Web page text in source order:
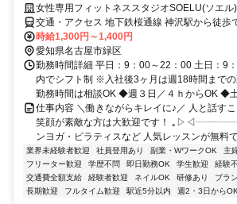
女性専用フィットネススタジオSOELU(ソエル
交通・アクセス 地下鉄桜通線 神沢駅から徒歩
時給1,300円～1,400円
愛知県名古屋市緑区
勤務時間詳細 平日：9：00～22：00 土日：9
内でシフト制 ※入社後3ヶ月は週18時間まで
勤務時間は相談OK ◆週３日／４ｈからOK ◆
仕事内容 ＼働きながらキレイに♪／ 人と話す
笑顔が素敵な方は大歓迎です！ ｡
ンヨガ・ピラティスなど 人気レッスンが無料
業界未経験者歓迎 社員登用あり 副業・WワークOK
主
フリーター歓迎
学歴不問 即日勤務OK 学生歓迎 経験
交通費全額支給
経験者歓迎 ネイルOK 研修あり ブラ
長期歓迎
フルタイム歓迎 駅近5分以内 週2・3日からOK